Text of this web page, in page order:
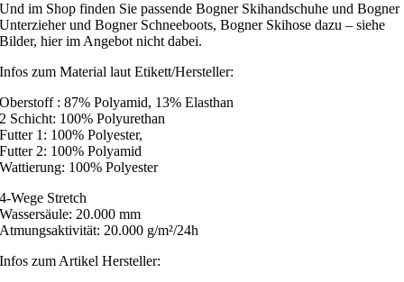
Und im Shop finden Sie passende Bogner Skihandschuhe und Bogner
Unterzieher und Bogner Schneeboots, Bogner Skihose dazu – siehe
Bilder, hier im Angebot nicht dabei.
Infos zum Material laut Etikett/Hersteller:
Oberstoff : 87% Polyamid, 13% Elasthan
2 Schicht: 100% Polyurethan
Futter 1: 100% Polyester,
Futter 2: 100% Polyamid
Wattierung: 100% Polyester
4-Wege Stretch
Wassersäule: 20.000 mm
Atmungsaktivität: 20.000 g/m²/24h
Infos zum Artikel Hersteller: